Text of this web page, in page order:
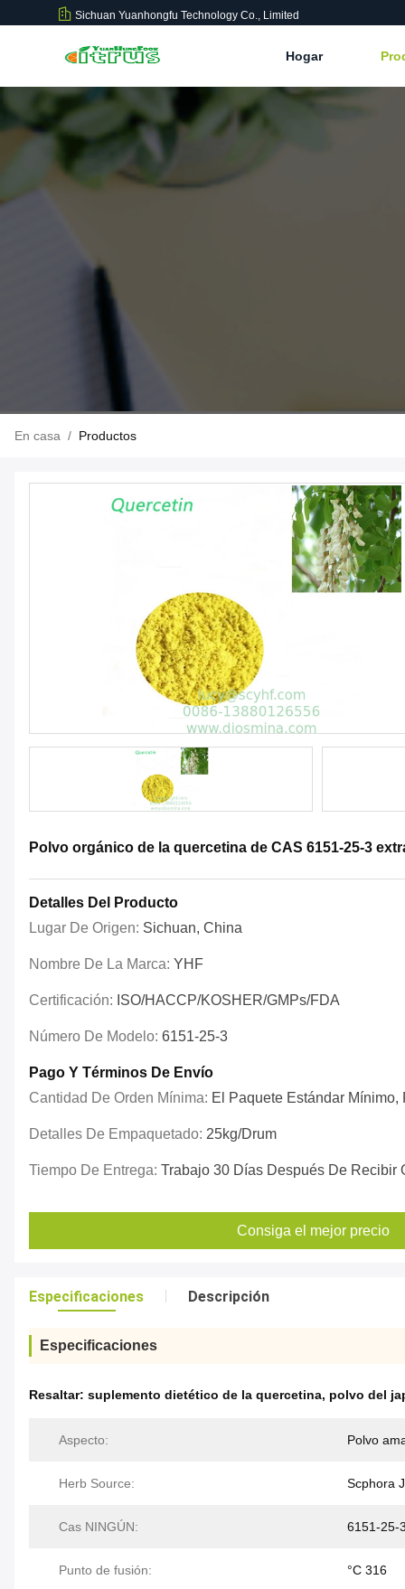
Sichuan Yuanhongfu Technology Co., Limited
Hogar
En casa / Productos
Polvo orgánico de la quercetina de CAS 6151-25-3
Detalles Del Producto
Lugar De Origen: Sichuan, China
Nombre De La Marca: YHF
Certificación: ISO/HACCP/KOSHER/GMPs/FDA
Número De Modelo: 6151-25-3
Pago Y Términos De Envío
Cantidad De Orden Mínima: El Paquete Estándar Mínimo,
Detalles De Empaquetado: 25kg/drum
Tiempo De Entrega: Trabajo 30 Días Después De Recibir
Consiga el mejor precio
Especificaciones Descripción
Especificaciones
Resaltar: suplemento dietético de la quercetina, polvo del
Aspecto: Polvo
Herb Source: Scphora
Cas NINGÚN: 6151-25-
Punto de fusión: °C 316